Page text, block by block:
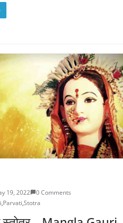
19, 2022
0 Comments
,Parvati,Stotra